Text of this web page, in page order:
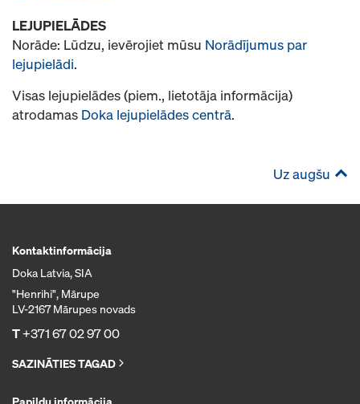
LEJUPIELĀDES
Norāde: Lūdzu, ievērojiet mūsu Norādījumus par
lejupielādi.
Visas lejupielādes (piem., lietotāja informācija)
atrodamas Doka lejupielādes centrā.
Uz augšu
Kontaktinformācija
Doka Latvia, SIA
"Henrihi", Mārupe
LV-2167 Mārupes novads
T+371 67 02 97 00
SAZINĀTIES TAGAD
Papildu informācija